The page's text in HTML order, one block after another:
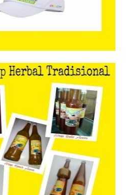
Herbal Tradisional
Sirup Herbal